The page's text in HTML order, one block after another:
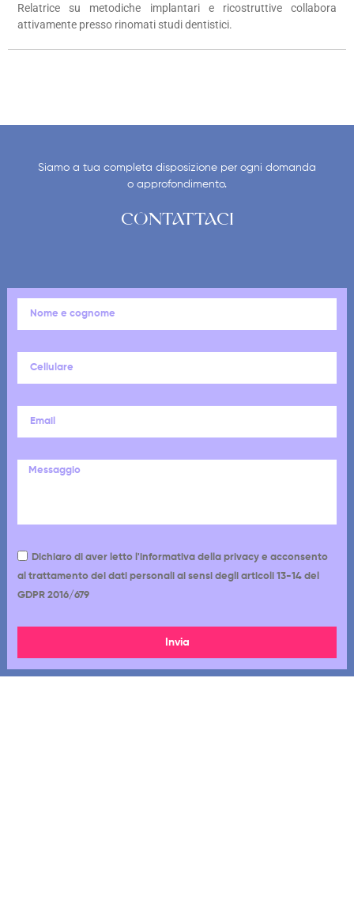
Relatrice su metodiche implantari e ricostruttive collabora
attivamente presso rinomati studi dentistici.
Siamo a tua completa disposizione per ogni domanda
o approfondimento.
CONTATTACI
Dichiaro di aver letto l'informativa della privacy e acconsento
al trattamento dei dati personali ai sensi degli articoli 13-14 del
GDPR 2016/679
Invia